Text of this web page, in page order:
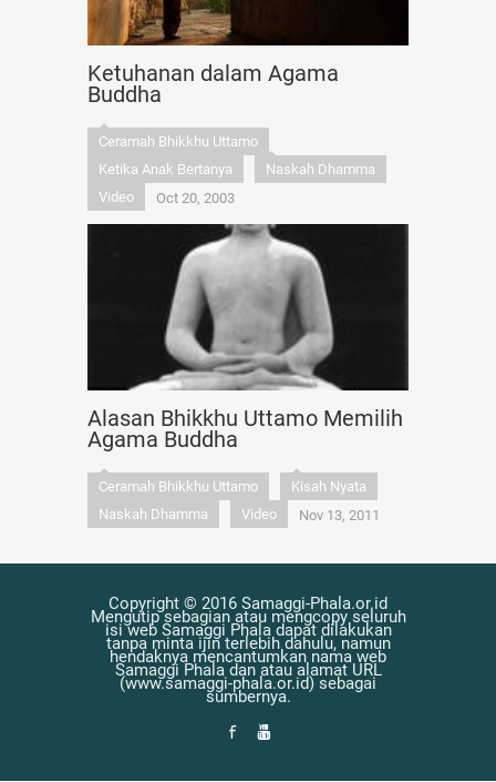
Ketuhanan dalam Agama
Buddha
Ceramah Bhikkhu Uttamo
Ketika Anak Bertanya
Naskah Dhamma
Video
Oct 20, 2003
Alasan Bhikkhu Uttamo Memilih
Agama Buddha
Ceramah Bhikkhu Uttamo
Kisah Nyata
Naskah Dhamma
Video Nov 13, 2011
Copyright © 2016 Samaggi-Phala.or.id
Mengutip sebagian atau mengcopy seluruh
isi web Samaggi Phala dapat dilakukan
tanpa minta ijin terlebih dahulu, namun
hendaknya mencantumkan nama web
Samaggi Phala dan atau alamat URL
(www.samaggi-phala.or.id) sebagai
sumbernya.